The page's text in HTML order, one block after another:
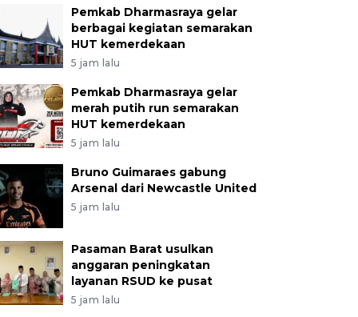
Pemkab Dharmasraya gelar
berbagai kegiatan semarakan
HUT kemerdekaan
5 jam lalu
Pemkab Dharmasraya gelar
merah putih run semarakan
HUT kemerdekaan
5 jam lalu
Bruno Guimaraes gabung
Arsenal dari Newcastle United
5 jam lalu
Pasaman Barat usulkan
anggaran peningkatan
layanan RSUD ke pusat
5 jam lalu